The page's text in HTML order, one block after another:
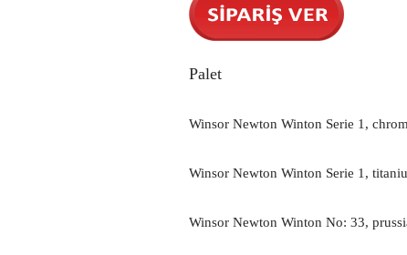
Palet
Winsor Newton Winton Serie 1,
Winsor Newton Winton Serie 1,
Winsor Newton Winton No: 33,